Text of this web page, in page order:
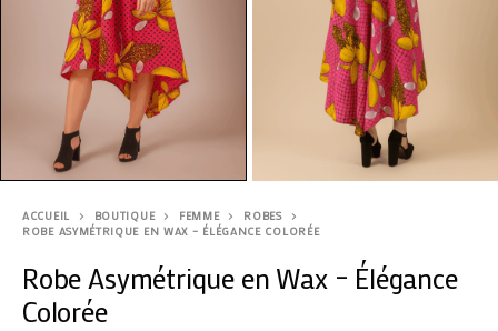
ACCUEIL BOUTIQUE FEMME
ROBES
ROBE ASYMÉTRIQUE EN WAX – ÉLÉGANCE COLORÉE
Robe Asymétrique en Wax – Élégance
Colorée